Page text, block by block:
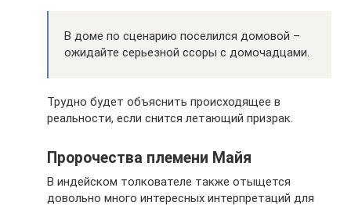
В доме по сценарию поселился домовой –
ожидайте серьезной ссоры с домочадцами.
Трудно будет объяснить происходящее в
реальности, если снится летающий призрак.
Пророчества племени Майя
В индейском толкователе также отыщется
довольно много интересных интерпретаций для